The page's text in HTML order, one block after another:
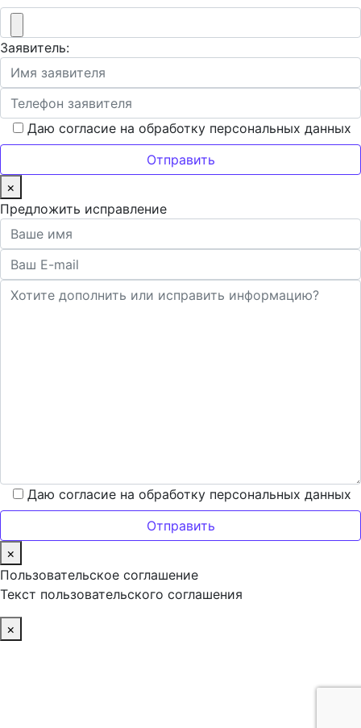
Заявитель:
Даю согласие на обработку персональных данных
×
Предложить исправление
Даю согласие на обработку персональных данных
×
Пользовательское соглашение
Текст пользовательского соглашения
×